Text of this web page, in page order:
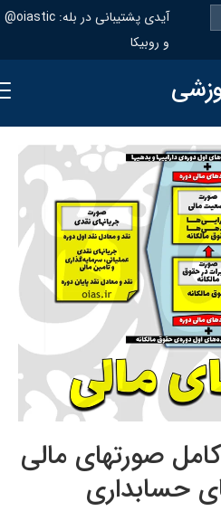
@oiastic :آیدی پشتیبانی در بله
و روبیکا
صورتهای مالی
حسابداری